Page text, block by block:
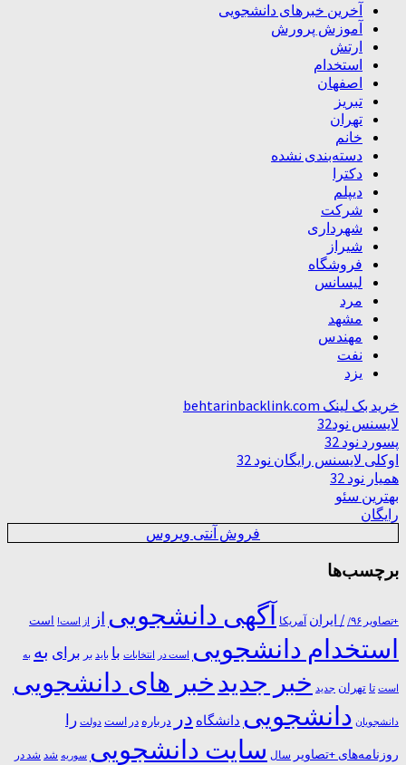
آخرین خبرهای دانشجویی
آموزش پرورش
ارتش
استخدام
اصفهان
تبریز
تهران
خانم
دسته‌بندی نشده
دکترا
دیپلم
شرکت
شهرداری
شیراز
فروشگاه
لیسانس
مرد
مشهد
مهندس
نفت
یزد
خرید بک لینک behtarinbacklink.com
لایسنس نود32
پسورد نود 32
اوکلی لایسنس رایگان نود 32
همیار نود 32
بهترین سئو
رایگان
فروش آنتی ویروس
برچسب‌ها
+تصاویر ۹۶/ / ایران آمریکا آگهی دانشجویی از از است! است
استخدام دانشجویی است در انتخابات با باید بر برای به به
است تا تهران جدید خبر جدیدخبر های دانشجویی
دانشجویان دانشجویی دانشگاه در درباره در ﺍﺳﺖ دولت را
روزنامه‌های +تصاویر سال سایت دانشجویی سوریه شد شد در